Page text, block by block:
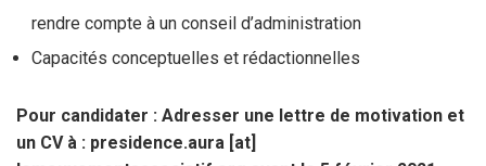
rendre compte à un conseil d’administration
Capacités conceptuelles et rédactionnelles
Pour candidater : Adresser une lettre de motivation et
un CV à : presidence.aura [at]